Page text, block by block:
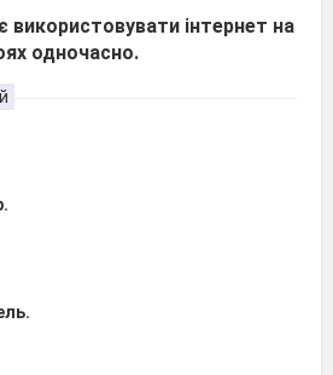
використовувати інтернет на
одночасно.